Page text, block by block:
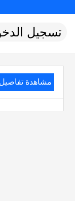
تسجيل
مشاهدة